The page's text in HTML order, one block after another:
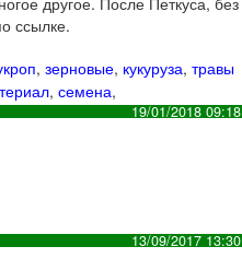
ссылке.
,зерновые, кукуруза,травы
,семена,
19/01/2018 09:18
13/09/2017 13:30